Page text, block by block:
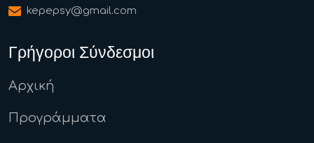
kepepsy@gmail.com
Γρήγοροι Σύνδεσμοι
Αρχική
Προγράμματα